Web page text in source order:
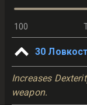
100
30
Increases
weapon.